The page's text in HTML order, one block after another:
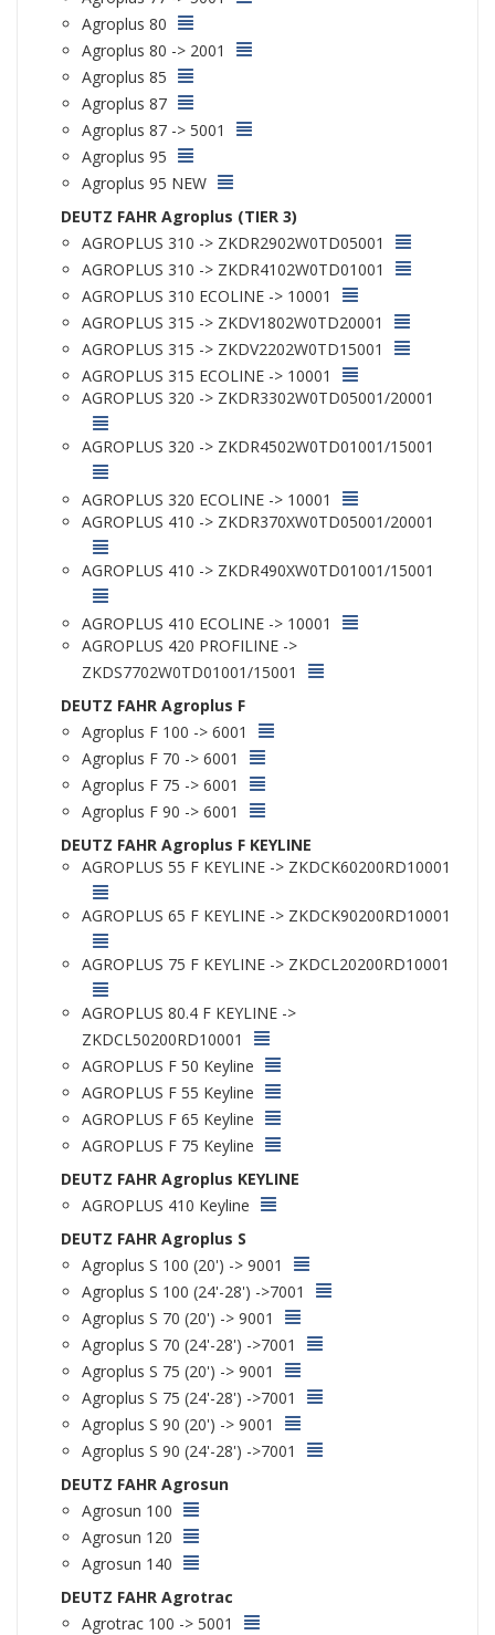
Agroplus 80
Agroplus 80 -> 2001
Agroplus 85
Agroplus 87
Agroplus 87 -> 5001
Agroplus 95
Agroplus 95 NEW
DEUTZ FAHR Agroplus (TIER 3)
AGROPLUS 310 -> ZKDR2902W0TD05001
AGROPLUS 310 -> ZKDR4102W0TD01001
AGROPLUS 310 ECOLINE -> 10001
AGROPLUS 315 -> ZKDV1802W0TD20001
AGROPLUS 315 -> ZKDV2202W0TD15001
AGROPLUS 315 ECOLINE -> 10001
AGROPLUS 320 -> ZKDR3302W0TD05001/20001
AGROPLUS 320 -> ZKDR4502W0TD01001/15001
AGROPLUS 320 ECOLINE -> 10001
AGROPLUS 410 -> ZKDR370XW0TD05001/20001
AGROPLUS 410 -> ZKDR490XW0TD01001/15001
AGROPLUS 410 ECOLINE -> 10001
AGROPLUS 420 PROFILINE ->
ZKDS7702W0TD01001/15001
DEUTZ FAHR Agroplus F
Agroplus F 100 -> 6001
Agroplus F 70 -> 6001
Agroplus F 75 -> 6001
Agroplus F 90 -> 6001
DEUTZ FAHR Agroplus F KEYLINE
AGROPLUS 55 F KEYLINE -> ZKDCK60200RD10001
AGROPLUS 65 F KEYLINE -> ZKDCK90200RD10001
AGROPLUS 75 F KEYLINE -> ZKDCL20200RD10001
AGROPLUS 80.4 F KEYLINE ->
ZKDCL50200RD10001
AGROPLUS F 50 Keyline
AGROPLUS F 55 Keyline
AGROPLUS F 65 Keyline
AGROPLUS F 75 Keyline
DEUTZ FAHR Agroplus KEYLINE
AGROPLUS 410 Keyline
DEUTZ FAHR Agroplus S
Agroplus S 100 (20') -> 9001
Agroplus S 100 (24'-28') ->7001
Agroplus S 70 (20') -> 9001
Agroplus S 70 (24'-28') ->7001
Agroplus S 75 (20') -> 9001
Agroplus S 75 (24'-28') ->7001
Agroplus S 90 (20') -> 9001
Agroplus S 90 (24'-28') ->7001
DEUTZ FAHR Agrosun
Agrosun 100
Agrosun 120
Agrosun 140
DEUTZ FAHR Agrotrac
Agrotrac 100 -> 5001